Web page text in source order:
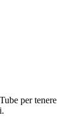
per tenere